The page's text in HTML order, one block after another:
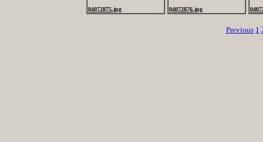
04072875.jpg 04072876.jpg
Previous 1